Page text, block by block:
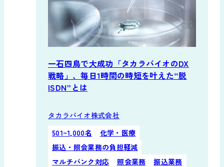
一石四鳥で大成功「タカラバイオのDX
戦略」、毎日1時間の時短を叶えた“脱
ISDN”とは
タカラバイオ株式会社
501~1,000名
化学・医療
振込・照会業務の負担軽減
マルチバンク対応
照会業務
振込業務